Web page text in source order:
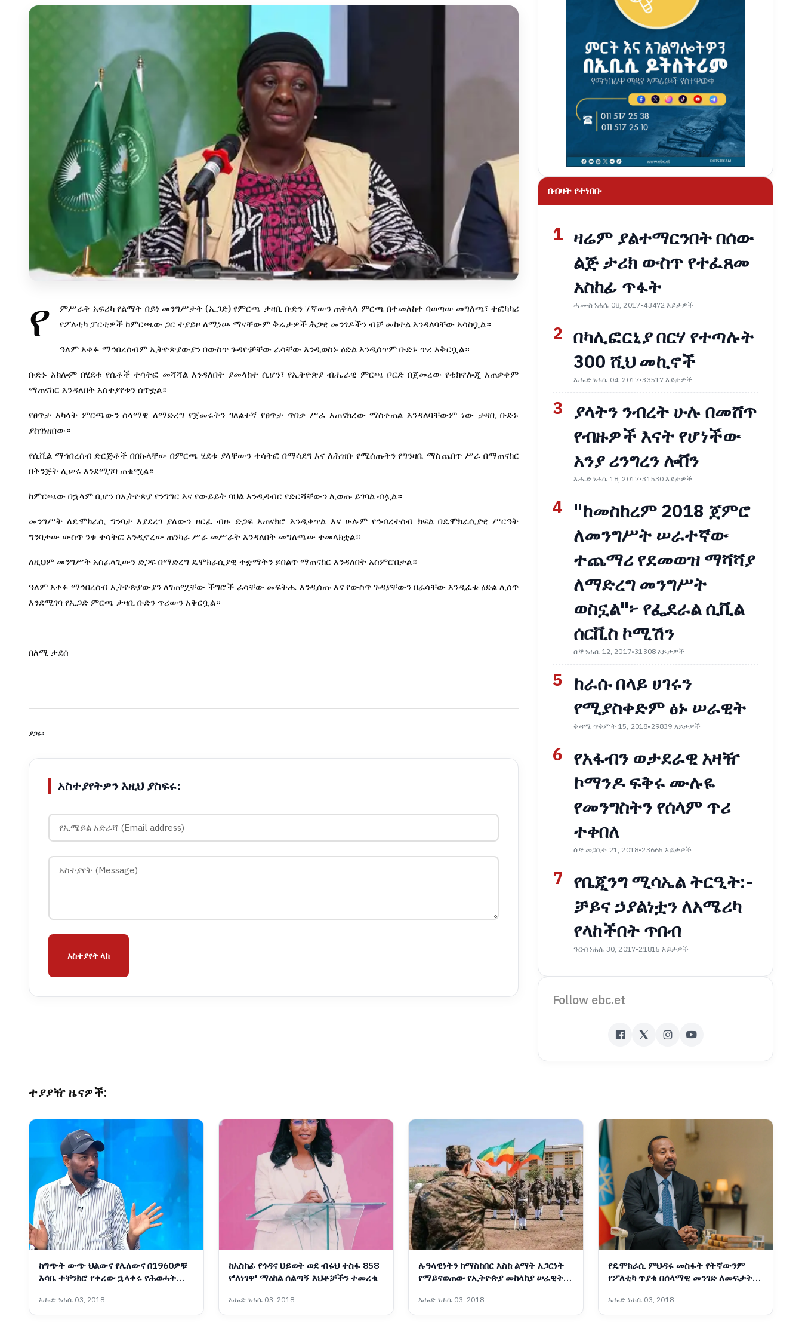
የ ምሥራቅ አፍሪካ የልማት በይነ መንግሥታት (ኢጋድ) የምርጫ ታዛቢ ቡድን 7ኛውን ጠቅላላ ምርጫ በተመለከተ ባወጣው መግለጫ፣ ተፎካካሪ
የፖለቲካ ፓርቲዎች ከምርጫው ጋር ተያይዞ ለሚነሡ ማናቸውም ቅሬታዎች ሕጋዊ መንገዶችን ብቻ መከተል እንዳለባቸው አሳስቧል።
ዓለም አቀፉ ማኅበረሰብም ኢትዮጵያውያን በውስጥ ጉዳዮቻቸው ራሳቸው እንዲወስኑ ዕድል እንዲሰጥም ቡድኑ ጥሪ አቅርቧል።
ቡድኑ አክሎም በሂደቱ የሴቶች ተሳትፎ መሻሻል እንዳለበት ያመላከተ ሲሆን፣ የኢትዮጵያ ብሔራዊ ምርጫ ቦርድ በጀመረው የቴክኖሎጂ አጠቃቀም
ማጠናከር እንዳለበት አስተያየቱን ሰጥቷል።
የፀጥታ አካላት ምርጫውን ሰላማዊ ለማድረግ የጀመሩትን ገለልተኛ የፀጥታ ጥበቃ ሥራ አጠናክረው ማስቀጠል እንዳለባቸውም ነው ታዛቢ ቡድኑ
ያስገነዘበው።
የሲቪል ማኅበረሰብ ድርጅቶች በበኩላቸው በምርጫ ሂደቱ ያላቸውን ተሳትፎ በማሳደግ እና ለሕዝቡ የሚሰጡትን የግንዛቤ ማስጨበጥ ሥራ በማጠናከር
በቅንጅት ሊሠሩ እንደሚገባ ጠቁሟል።
ከምርጫው በኋላም ቢሆን በኢትዮጵያ የንግግር እና የውይይት ባህል እንዲዳብር የድርሻቸውን ሊወጡ ይገባል ብሏል።
መንግሥት ለዴሞክራሲ ግንባታ እያደረገ ያለውን ዘርፈ ብዙ ድጋፍ አጠናክሮ እንዲቀጥል እና ሁሉም የኅብረተሰብ ክፍል በዴሞክራሲያዊ ሥርዓት
ግንባታው ውስጥ ንቁ ተሳትፎ እንዲኖረው ጠንካራ ሥራ መሥራት እንዳለበት መግለጫው ተመላክቷል።
ለዚህም መንግሥት አስፈላጊውን ድጋፍ በማድረግ ዴሞክራሲያዊ ተቋማትን ይበልጥ ማጠናከር እንዳለበት አስምሮበታል።
ዓለም አቀፉ ማኅበረሰብ ኢትዮጵያውያን ለገጠሟቸው ችግሮች ራሳቸው መፍትሔ እንዲሰጡ እና የውስጥ ጉዳያቸውን በራሳቸው እንዲፈቱ ዕድል ሊሰጥ
እንደሚገባ የኢጋድ ምርጫ ታዛቢ ቡድን ጥሪውን አቅርቧል።
በለሚ ታደሰ
ያጋሩ፡
አስተያየትዎን እዚህ ያስፍሩ:
አስተያየት ላክ
በብዛት የተነበቡ
1 ዛሬም ያልተማርንበት በሰው
ልጅ ታሪክ ውስጥ የተፈጸመ
አስከፊ ጥፋት
ሓሙስ ነሐሴ 08, 2017•43472 እይታዎች
2 በካሊፎርኒያ በርሃ የተጣሉት
300 ሺህ መኪኖች
እሑድ ነሐሴ 04, 2017•33517 እይታዎች
3 ያላትን ንብረት ሁሉ በመሸጥ
የብዙዎች እናት የሆነችው
አንያ ሪንግረን ሎቨን
እሑድ ነሐሴ 18, 2017•31530 እይታዎች
4 "ከመስከረም 2018 ጀምሮ
ለመንግሥት ሠራተኛው
ተጨማሪ የደመወዝ ማሻሻያ
ለማድረግ መንግሥት
ወስኗል"፦ የፌደራል ሲቪል
ሰርቪስ ኮሚሽን
ሰኞ ነሐሴ 12, 2017•31308 እይታዎች
5 ከራሱ በላይ ሀገሩን
የሚያስቀድም ፅኑ ሠራዊት
ቅዳሜ ጥቅምት 15, 2018•29839 እይታዎች
6 የአፋብን ወታደራዊ አዛዥ
ኮማንዶ ፍቅሩ ሙሉዬ
የመንግስትን የሰላም ጥሪ
ተቀበለ
ሰኞ መጋቢት 21, 2018•23665 እይታዎች
7 የቤጂንግ ሚሳኤል ትርዒት:-
ቻይና ኃያልነቷን ለአሜሪካ
የላከችበት ጥበብ
ዓርብ ነሐሴ 30, 2017•21815 እይታዎች
Follow ebc.et
ተያያዥ ዜናዎች:
ከግጭት ውጭ ህልውና የሌለውና በ1960ዎቹ
እሳቤ ተቸንክሮ የቀረው ኋላቀሩ የሕወሓት
እሑድ ነሐሴ 03, 2018
ከአስከፊ የጎዳና ህይወት ወደ ብሩህ ተስፋ 858
የ'ለነገዋ' ማዕከል ሰልጣኝ እህቶቻችን ተመረቁ
እሑድ ነሐሴ 03, 2018
ሉዓላዊነትን ከማስከበር እስከ ልማት አጋርነት
የማይናወጠው የኢትዮጵያ መከላከያ ሠራዊት
እሑድ ነሐሴ 03, 2018
የዴሞክራሲ ምህዳሩ መስፋት የትኛውንም
የፖለቲካ ጥያቄ በሰላማዊ መንገድ ለመፍታት
(ዶ/ር)
እሑድ ነሐሴ 03, 2018